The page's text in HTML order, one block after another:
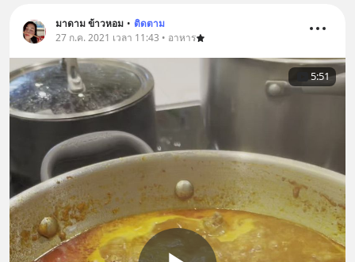
มาดาม ข้าวหอม • ติดตาม
27 ก.ค. 2021 เวลา 11:43 • อาหาร
5:51